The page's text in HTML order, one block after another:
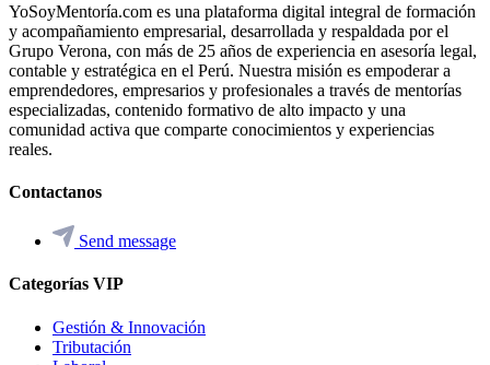
YoSoyMentoría.com es una plataforma digital integral de formación
y acompañamiento empresarial, desarrollada y respaldada por el
Grupo Verona, con más de 25 años de experiencia en asesoría legal,
contable y estratégica en el Perú. Nuestra misión es empoderar a
emprendedores, empresarios y profesionales a través de mentorías
especializadas, contenido formativo de alto impacto y una
comunidad activa que comparte conocimientos y experiencias
reales.
Contactanos
Send message
Categorías VIP
Gestión & Innovación
Tributación